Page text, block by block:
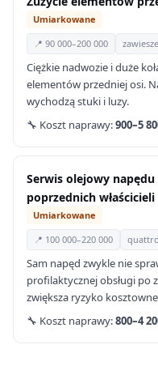
Umiarkowane
📍 90 000–200 000
Ciężkie nadwozie i duże
elementów przedniej osi.
wychodzą stuki i luzy.
🔧 Koszt naprawy:900–5
Serwis olejowy
poprzednich właścicieli
Umiarkowane
📍 100 000–220 000
quattro
Sam napęd zwykle nie
profilaktycznej obsługi po
zwiększa ryzyko
🔧 Koszt naprawy:800–4